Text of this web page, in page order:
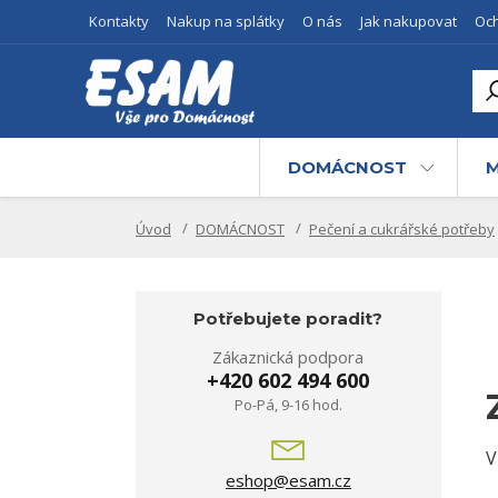
Kontakty Nakup na splátky O nás Jak nakupovat
DOMÁCNOST
Úvod DOMÁCNOST Pečení a cukrářské potřeby
Potřebujete poradit?
Zákaznická podpora
+420 602 494 600
Po-Pá, 9-16 hod.
eshop@esam.cz